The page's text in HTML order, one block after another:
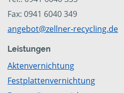
Fax: 0941 6040 349
angebot@zellner-recycling.de
Leistungen
Aktenvernichtung
Festplattenvernichtung